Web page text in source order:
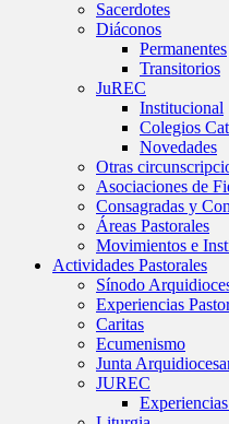
Sacerdotes
Diáconos
Permanentes
Transitorios
JuREC
Institucional
Colegios
Novedades
Otras
Asociaciones de
Consagradas y
Áreas Pastorales
Movimientos e
Actividades Pastorales
Sínodo
Experiencias
Caritas
Ecumenismo
Junta
JUREC